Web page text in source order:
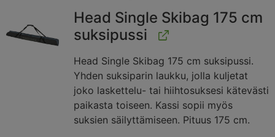
Head Single Skibag 175 cm
suksipussi
Head Single Skibag 175 cm suksipussi.
Yhden suksiparin laukku, jolla kuljetat
joko laskettelu- tai hiihtosuksesi kätevästi
paikasta toiseen. Kassi sopii myös
suksien säilyttämiseen. Pituus 175 cm.